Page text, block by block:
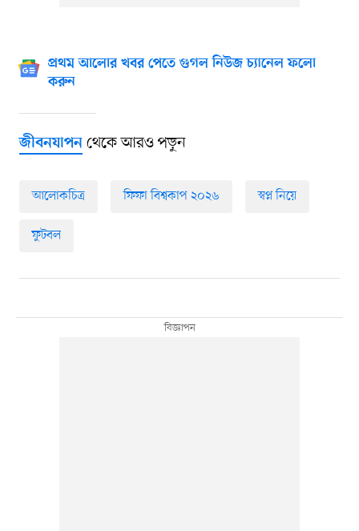
প্রথম আলোর খবর পেতে গুগল নিউজ চ্যানেল ফলো
করুন
জীবনযাপনথেকে আরও পড়ুন
আলোকচিত্র ফিফা বিশ্বকাপ ২০২৬ স্বপ্ন নিয়ে
ফুটবল